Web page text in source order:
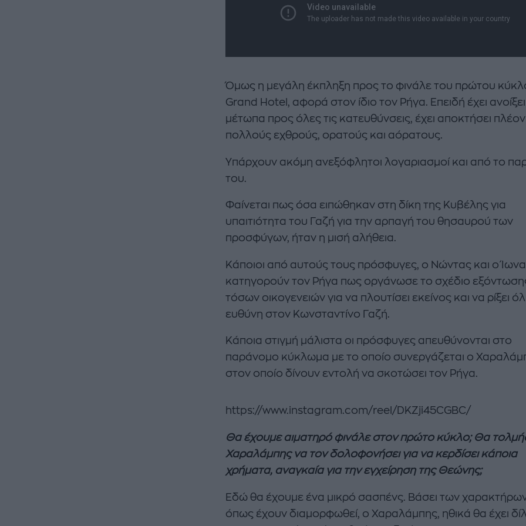
Όμως η μεγάλη έκπληξη προς το φινάλε του πρώτου
Grand Hotel, αφορά στον ίδιο τον Ρήγα. Επειδή έχει ανοίξει
μέτωπα προς όλες τις κατευθύνσεις, έχει αποκτήσει πλέον
πολλούς εχθρούς, ορατούς και αόρατους.
Υπάρχουν ακόμη ανεξόφλητοι λογαριασμοί και από το
του.
Φαίνεται πως όσα ειπώθηκαν στη δίκη της Κυβέλης για
υπαιτιότητα του Γαζή για την αρπαγή του θησαυρού των
προσφύγων, ήταν η μισή αλήθεια.
Κάποιοι από αυτούς τους πρόσφυγες, ο Νώντας και ο
κατηγορούν τον Ρήγα πως οργάνωσε το σχέδιο
τόσων οικογενειών για να πλουτίσει εκείνος και να ρίξει
ευθύνη στον Κωνσταντίνο Γαζή.
Κάποια στιγμή μάλιστα οι πρόσφυγες απευθύνονται στο
παράνομο κύκλωμα με το οποίο συνεργάζεται ο
στον οποίο δίνουν εντολή να σκοτώσει τον Ρήγα.
https://www.instagram.com/reel/DKZji45CGBC/
Θα έχουμε αιματηρό φινάλε στον πρώτο κύκλο; Θα
Χαραλάμπης να τον δολοφονήσει για να κερδίσει κάποια
χρήματα, αναγκαία για την εγχείρηση της Θεώνης;
Εδώ θα έχουμε ένα μικρό σασπένς. Βάσει των
όπως έχουν διαμορφωθεί, ο Χαραλάμπης, ηθικά θα έχει